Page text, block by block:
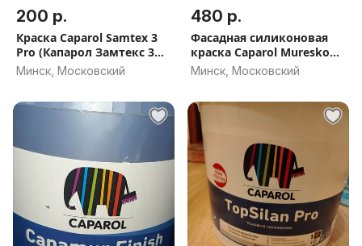
200 р.
Краска Caparol Samtex 3
Pro (Капарол Замтекс 3
Про) 10л Белая Акция
Минск, Московский
480 р.
Фасадная силиконовая
краска Caparol Muresko
(Муреско) 10л (Польша)
Минск, Московский